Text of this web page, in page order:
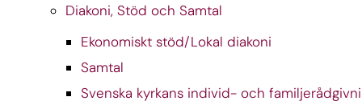
Diakoni, Stöd och Samtal
Ekonomiskt stöd/Lokal diakoni
Samtal
Svenska kyrkans individ- och